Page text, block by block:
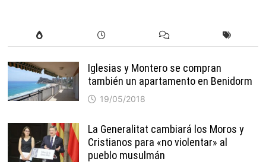
Iglesias y Montero se compran
también un apartamento en Benidorm
19/05/2018
La Generalitat cambiará los Moros y
Cristianos para «no violentar» al
pueblo musulmán